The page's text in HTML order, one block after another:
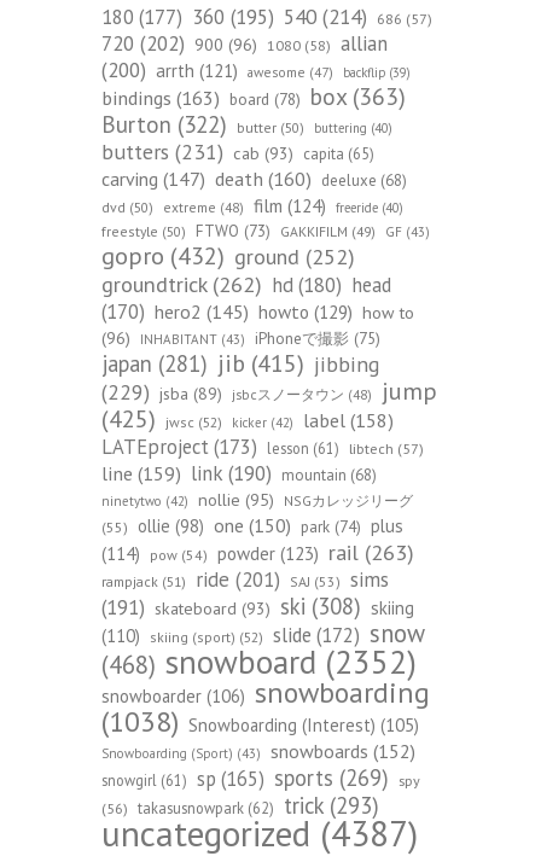
180 (177) 360 (195) 540 (214) 686 (57)
720 (202) 900 (96) 1080 (58) allian
(200) arrth (121) awesome (47) backflip (39)
bindings (163) board (78) box (363)
Burton (322) butter (50) buttering (40)
butters (231) cab (93) capita (65)
carving (147) death (160) deeluxe (68)
dvd (50) extreme (48) film (124) freeride (40)
freestyle (50) FTWO (73) GAKKIFILM (49) GF (43)
gopro (432) ground (252)
groundtrick(262) hd(180) head
(170) hero2 (145) howto (129) how to
(96)
INHABITANT (43) iPhoneで撮影 (75)
japan (281) jib (415) jibbing
(229) jsba (89) jsbcスノータウン (48)
jump
(425)
jwsc (52) kicker (42) label (158)
LATEproject(173) lesson (61) libtech (57)
line (159) link (190) mountain (68)
ninetytwo (42) nollie (95)
NSGカレッジリーグ
(55)
ollie (98) one (150) park (74) plus
(114)
pow (54) powder (123) rail (263)
rampjack (51) ride (201) SAJ (53) sims
(191) skateboard (93) ski (308) skiing
(110)
skiing (sport) (52) slide (172) snow
(468) snowboard(2352)
snowboarder (106) snowboarding
(1038) Snowboarding (Interest) (105)
Snowboarding (Sport) (43) snowboards (152)
snowgirl (61) sp (165) sports (269)
spy
(56) takasusnowpark (62) trick (293)
uncategorized (4387)